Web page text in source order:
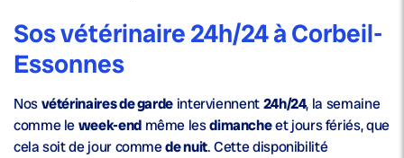
Sos vétérinaire 24h/24 à Corbeil-
Essonnes
Nosvétérinaires de garde interviennent24h/24, la semaine
comme leweek-endmême lesdimancheet jours fériés, que
cela soit de jour commede nuit. Cette disponibilité